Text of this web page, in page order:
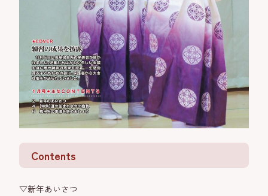
Contents
▽新年あいさつ